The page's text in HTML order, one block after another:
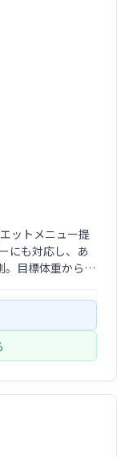
ットメニュー提
にも対応し、あ
。目標体重から逆
解消し、自然で